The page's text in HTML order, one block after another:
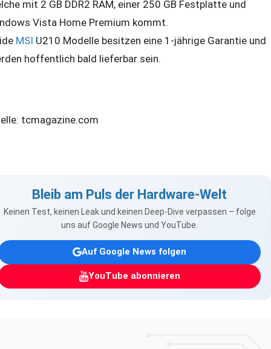
mit 2 GB DDR2 RAM, einer 250 GB Festplatte und
Vista Home Premium kommt.
MSI U210 Modelle besitzen eine 1-jährige Garantie und
hoffentlich bald lieferbar sein.
tcmagazine.com
Bleib am Puls der Hardware-Welt
Keinen Test, keinen Leak und keinen Deep-Dive verpassen – folge
uns auf Google News und YouTube.
Auf Google News folgen
YouTube abonnieren